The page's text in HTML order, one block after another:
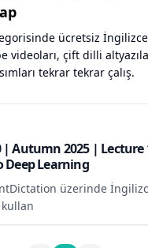
ücretsiz
videoları, çift dilli
tekrar tekrar çalış.
| Autumn 2025 | Lecture
Learning
üzerinde